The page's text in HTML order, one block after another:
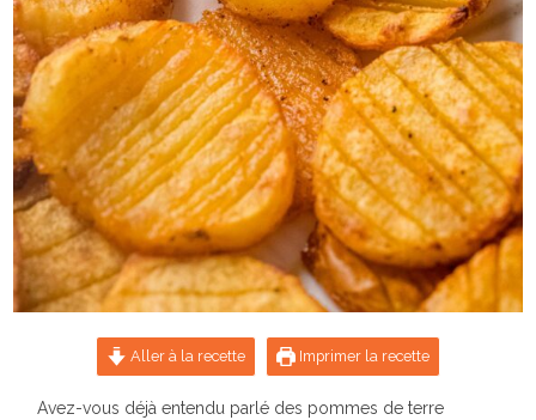
Aller à la recette Imprimer la recette
Avez-vous déjà entendu parlé des pommes de terre